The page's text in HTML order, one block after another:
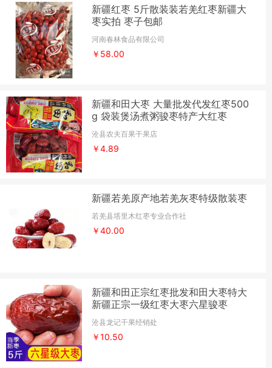
新疆红枣 5斤散装装若羌红枣新疆大
枣实拍 枣子包邮
河南春林食品有限公司
￥58.00
新疆和田大枣 大量批发代发红枣500
g 袋装煲汤煮粥骏枣特产大红枣
沧县农夫百果干果店
￥4.89
新疆若羌原产地若羌灰枣特级散装枣
若羌县塔里木红枣专业合作社
￥40.00
新疆和田正宗红枣批发和田大枣特大
新疆正宗一级红枣大枣六星骏枣
沧县龙记干果经销处
￥10.50